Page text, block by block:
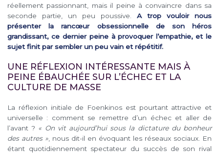
réellement passionnant, mais il peine à convaincre dans sa
seconde partie, un peu poussive. A trop vouloir nous
présenter la rancœur obsessionnelle de son héros
grandissant, ce dernier peine à provoquer l’empathie, et le
sujet finit par sembler un peu vain et répétitif.
UNE RÉFLEXION INTÉRESSANTE MAIS À
PEINE ÉBAUCHÉE SUR L’ÉCHEC ET LA
CULTURE DE MASSE
La réflexion initiale de Foenkinos est pourtant attractive et
universelle : comment se remettre d’un échec et aller de
l’avant ? « On vit aujourd’hui sous la dictature du bonheur
des autres » , nous dit-il en évoquant les réseaux sociaux. En
étant quotidiennement spectateur du succès de son rival